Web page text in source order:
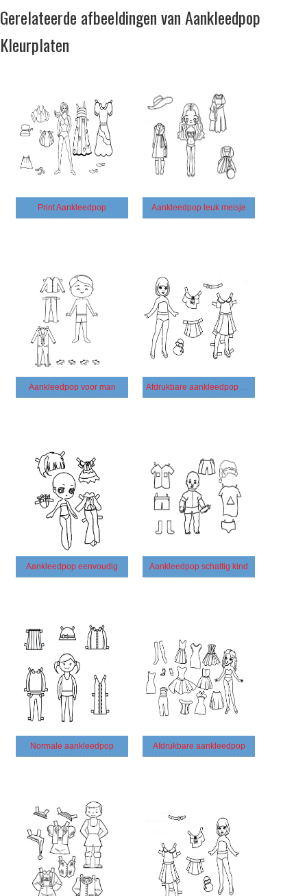
Gerelateerde afbeeldingen van Aankleedpop
Kleurplaten
Print Aankleedpop Aankleedpop leuk meisje
Aankleedpop voor man Afdrukbare aankleedpop meisje
Aankleedpop eenvoudig Aankleedpop schattig kind
Normale aankleedpop Afdrukbare aankleedpop